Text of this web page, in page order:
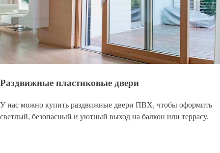
Раздвижные пластиковые двери
У нас можно купить раздвижные двери ПВХ, чтобы оформить
светлый, безопасный и уютный выход на балкон или террасу.